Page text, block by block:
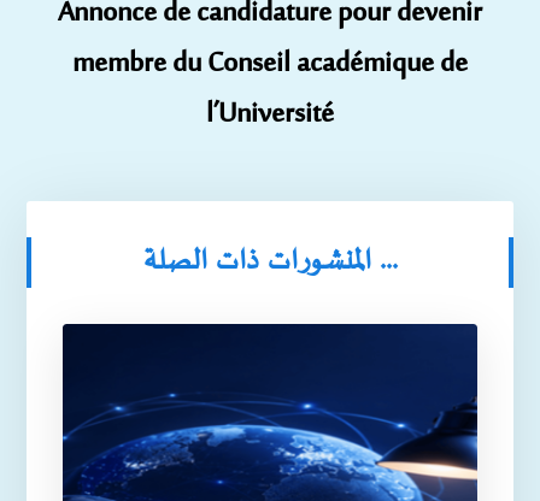
Annonce de candidature pour devenir
membre du Conseil académique de
l’Université
المنشورات ذات الصلة ...